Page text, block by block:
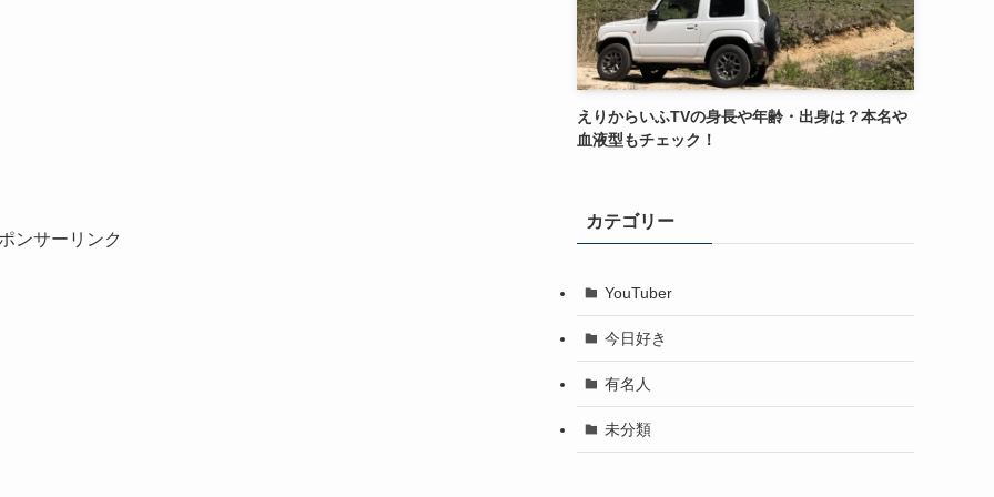
ンサーリンク
えりからいふTVの身長や年齢・出身は？本名や
血液型もチェック！
カテゴリー
YouTuber
今日好き
有名人
未分類